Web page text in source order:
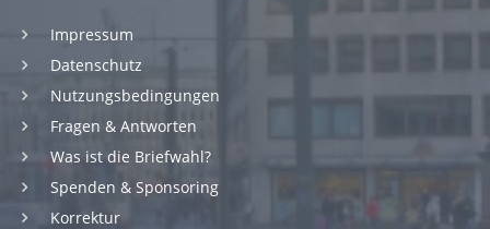
Impressum
Datenschutz
Nutzungsbedingungen
Fragen & Antworten
Was ist die Briefwahl?
Spenden & Sponsoring
Korrektur